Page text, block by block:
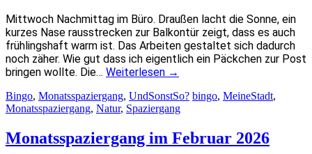
Mittwoch Nachmittag im Büro. Draußen lacht die Sonne, ein
kurzes Nase rausstrecken zur Balkontür zeigt, dass es auch
frühlingshaft warm ist. Das Arbeiten gestaltet sich dadurch
noch zäher. Wie gut dass ich eigentlich ein Päckchen zur Post
bringen wollte. Die… Weiterlesen →
Bingo, Monatsspaziergang, UndSonstSo? bingo, MeineStadt,
Monatsspaziergang, Natur, Spaziergang
Monatsspaziergang im Februar 2026